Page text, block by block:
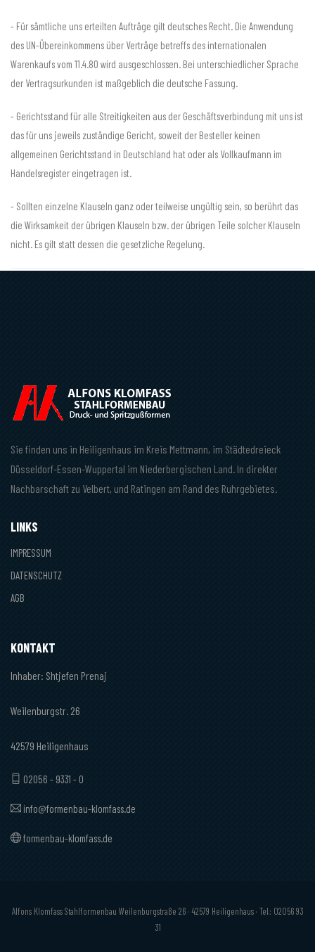
- Für sämtliche uns erteilten Aufträge gilt deutsches Recht. Die Anwendung
des UN-Übereinkommens über Verträge betreffs des internationalen
Warenkaufs vom 11.4.80 wird ausgeschlossen. Bei unterschiedlicher Sprache
der Vertragsurkunden ist maßgeblich die deutsche Fassung.
- Gerichtsstand für alle Streitigkeiten aus der Geschäftsverbindung mit uns ist
das für uns jeweils zuständige Gericht, soweit der Besteller keinen
allgemeinen Gerichtsstand in Deutschland hat oder als Vollkaufmann im
Handelsregister eingetragen ist.
- Sollten einzelne Klauseln ganz oder teilweise ungültig sein, so berührt das
die Wirksamkeit der übrigen Klauseln bzw. der übrigen Teile solcher Klauseln
nicht. Es gilt statt dessen die gesetzliche Regelung.
Sie finden uns in Heiligenhaus im Kreis Mettmann, im Städtedreieck
Düsseldorf-Essen-Wuppertal im Niederbergischen Land. In direkter
Nachbarschaft zu Velbert, und Ratingen am Rand des Ruhrgebietes.
LINKS
IMPRESSUM
DATENSCHUTZ
AGB
KONTAKT
Inhaber: Shtjefen Prenaj
Weilenburgstr. 26
42579 Heiligenhaus
02056 - 9331 - 0
info@formenbau-klomfass.de
formenbau-klomfass.de
Alfons Klomfass Stahlformenbau Weilenburgstraße 26 · 42579 Heiligenhaus · Tel.: 02056 93
31